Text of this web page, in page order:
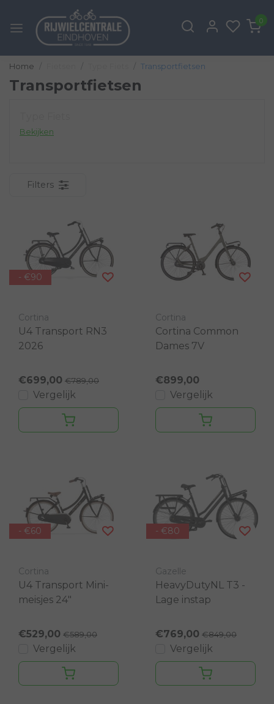
0
Home Transportfietsen
Transportfietsen
Bekijken
Filters
- €90
Cortina
U4 Transport RN3
2026
€699,00 €789,00
Vergelijk
Cortina
Cortina Common
Dames 7V
€899,00
Vergelijk
- €60
Cortina
U4 Transport Mini-
meisjes 24"
€529,00 €589,00
Vergelijk
- €80
Gazelle
HeavyDutyNL T3 -
Lage instap
€769,00 €849,00
Vergelijk